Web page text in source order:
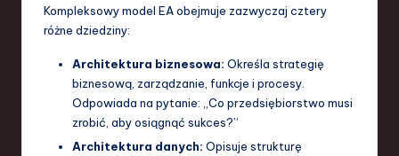
Kompleksowy model EA obejmuje zazwyczaj cztery
różne dziedziny:
Architektura biznesowa: Określa strategię
biznesową, zarządzanie, funkcje i procesy.
Odpowiada na pytanie: „Co przedsiębiorstwo musi
zrobić, aby osiągnąć sukces?”
Architektura danych: Opisuje strukturę